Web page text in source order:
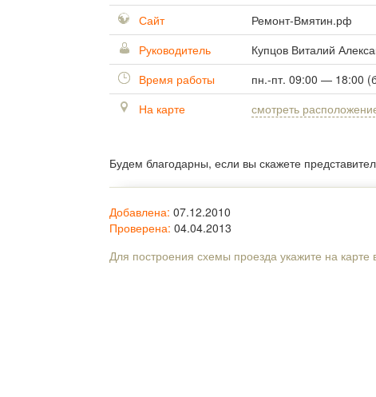
Сайт
Ремонт-Вмятин.рф
Руководитель
Купцов Виталий
Время работы
пн.-пт. 09:00 — 18:00
На карте
смотреть
Будем благодарны, если вы скажете
Добавлена: 07.12.2010
Проверена: 04.04.2013
Для построения схемы проезда укажите на